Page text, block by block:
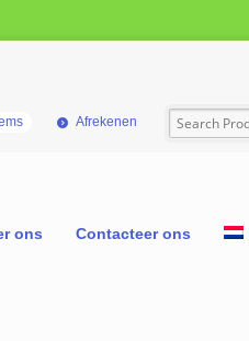
Afrekenen
ons Contacteer ons